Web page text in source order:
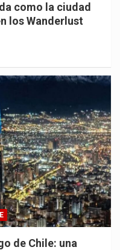
como la ciudad
los Wanderlust
de Chile: una